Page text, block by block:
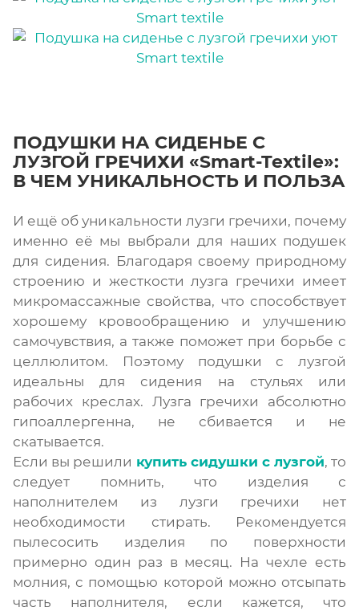
ПОДУШКИ НА СИДЕНЬЕ С
ЛУЗГОЙ ГРЕЧИХИ «Smart-Textile»:
В ЧЕМ УНИКАЛЬНОСТЬ И ПОЛЬЗА
И ещё об уникальности лузги гречихи, почему
именно её мы выбрали для наших подушек
для сидения. Благодаря своему природному
строению и жесткости лузга гречихи имеет
микромассажные свойства, что способствует
хорошему кровообращению и улучшению
самочувствия, а также поможет при борьбе с
целлюлитом. Поэтому подушки с лузгой
идеальны для сидения на стульях или
рабочих креслах. Лузга гречихи абсолютно
гипоаллергенна, не сбивается и не
скатывается.
Если вы решили купить сидушки с лузгой, то
следует помнить, что изделия с
наполнителем из лузги гречихи нет
необходимости стирать. Рекомендуется
пылесосить изделия по поверхности
примерно один раз в месяц. На чехле есть
молния, с помощью которой можно отсыпать
часть наполнителя, если кажется, что